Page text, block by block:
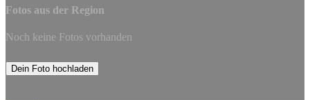
Fotos aus der Region
Noch keine Fotos vorhanden
Dein Foto hochladen